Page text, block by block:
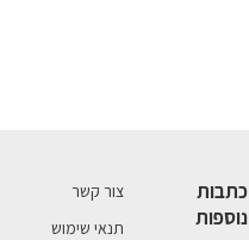
כתבות
נוספות
צור קשר
תנאי שימוש